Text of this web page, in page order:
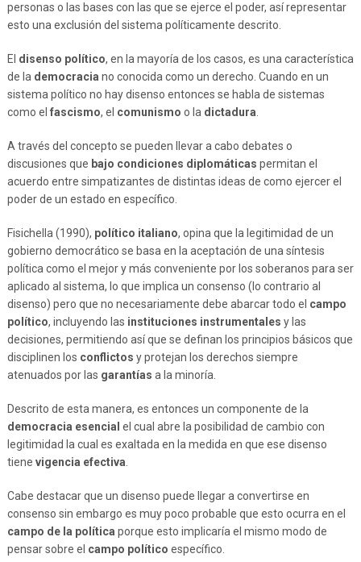
personas o las bases con las que se ejerce el poder, así representar
esto una exclusión del sistema políticamente descrito.
El disenso político, en la mayoría de los casos, es una característica
de la democracia no conocida como un derecho. Cuando en un
sistema político no hay disenso entonces se habla de sistemas
como el fascismo, el comunismo o la dictadura
A través del concepto se pueden llevar a cabo debates o
discusiones que bajo condiciones diplomáticas permitan el
acuerdo entre simpatizantes de distintas ideas de como ejercer el
poder de un estado en específico.
Fisichella (1990), político italiano, opina que la legitimidad de un
gobierno democrático se basa en la aceptación de una síntesis
política como el mejor y más conveniente por los soberanos para ser
aplicado al sistema, lo que implica un consenso (lo contrario al
disenso) pero que no necesariamente debe abarcar todo el campo
político, incluyendo las instituciones instrumentales y las
decisiones, permitiendo así que se definan los principios básicos que
disciplinen los conflictos y protejan los derechos siempre
atenuados por las garantías a la minoría.
Descrito de esta manera, es entonces un componente de la
democracia esencial el cual abre la posibilidad de cambio con
legitimidad la cual es exaltada en la medida en que ese disenso
tiene vigencia efectiva
Cabe destacar que un disenso puede llegar a convertirse en
consenso sin embargo es muy poco probable que esto ocurra en el
campo de la política porque esto implicaría el mismo modo de
pensar sobre el campo político específico.